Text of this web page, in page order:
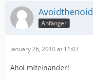
Avoidthenoid
Anfänger
January 26, 2010 at 11:07
Ahoi miteinander!